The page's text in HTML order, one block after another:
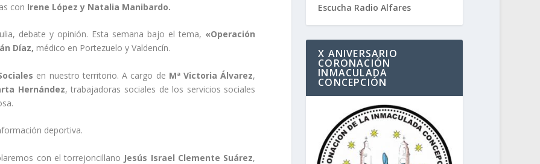
con Irene López y Natalia Manibardo.
debate y opinión. Esta semana bajo el tema, «Operación
Díaz, médico en Portezuelo y Valdencín.
en nuestro territorio. A cargo de Mª Victoria Álvarez,
Hernández, trabajadoras sociales de los servicios sociales
deportiva.
con el torrejoncillano Jesús Israel Clemente Suárez,
Escucha Radio Alfares
X ANIVERSARIO
CORONACIÓN
INMACULADA
CONCEPCIÓN